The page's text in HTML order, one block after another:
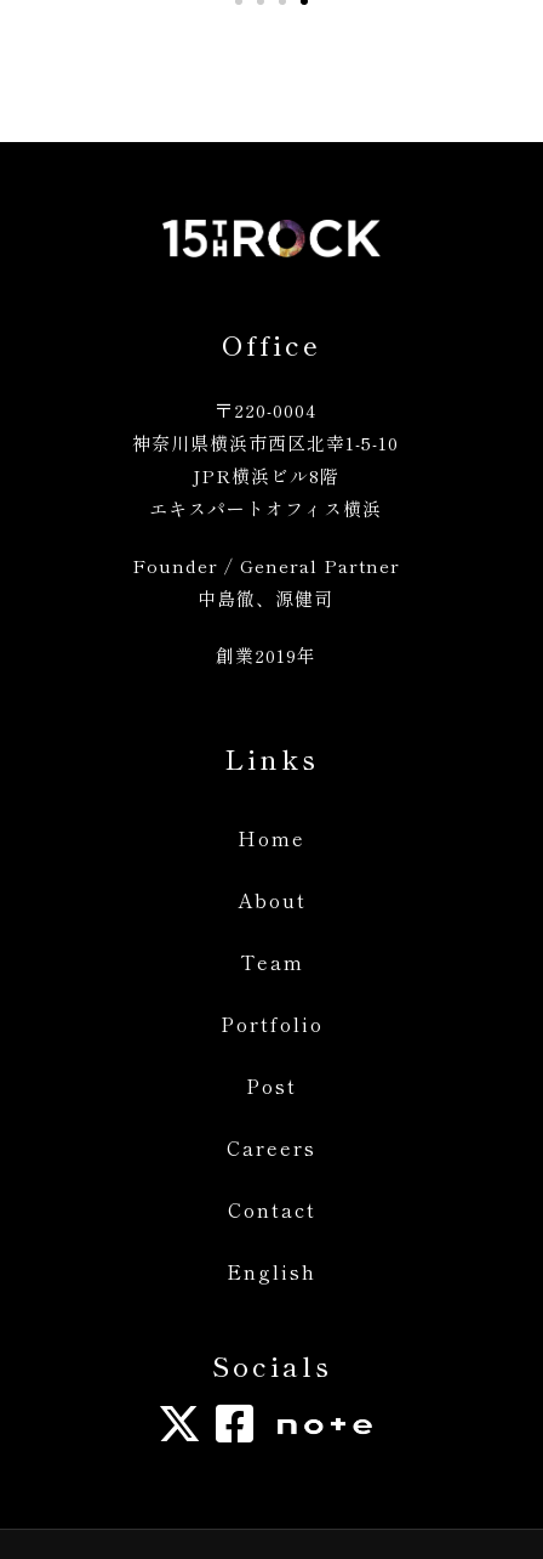
Office
〒220-0004
神奈川県横浜市西区北幸1-5-10
JPR横浜ビル8階
エキスパートオフィス横浜
Founder / General Partner
中島徹、源健司
創業2019年
Links
Home
About
Team
Portfolio
Post
Careers
Contact
English
Socials